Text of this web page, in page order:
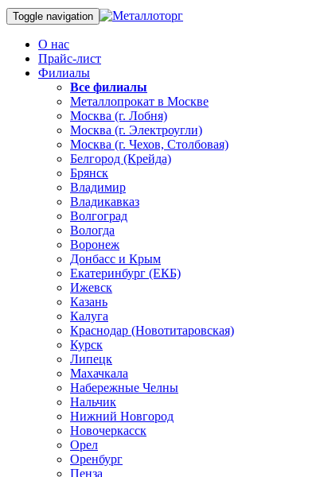
Toggle navigation
О нас
Прайс-лист
Филиалы
Все филиалы
Металлопрокат в Москве
Москва (г. Лобня)
Москва (г. Электроугли)
Москва (г. Чехов, Столбовая)
Белгород (Крейда)
Брянск
Владимир
Владикавказ
Волгоград
Вологда
Воронеж
Донбасс и Крым
Екатеринбург (ЕКБ)
Ижевск
Казань
Калуга
Краснодар (Новотитаровская)
Курск
Липецк
Махачкала
Набережные Челны
Нальчик
Нижний Новгород
Новочеркасск
Орел
Оренбург
Пенза